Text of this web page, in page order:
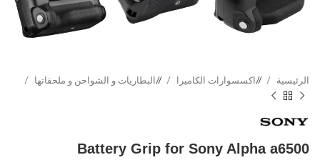
الرئيسية / اكسسوارات الكاميرا / البطاريات و الشواحن و ملحقاتها
Battery Grip for Sony Alpha a6500